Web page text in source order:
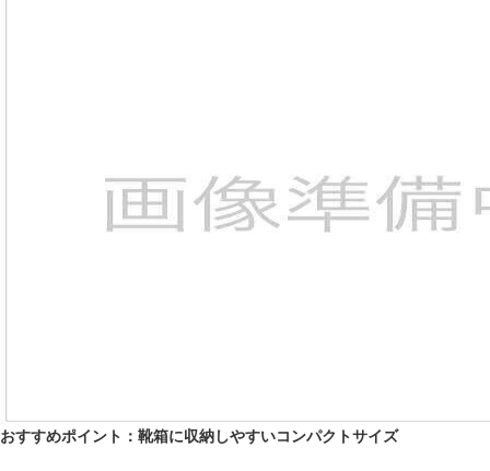
おすすめポイント：靴箱に収納しやすいコンパクトサイズ